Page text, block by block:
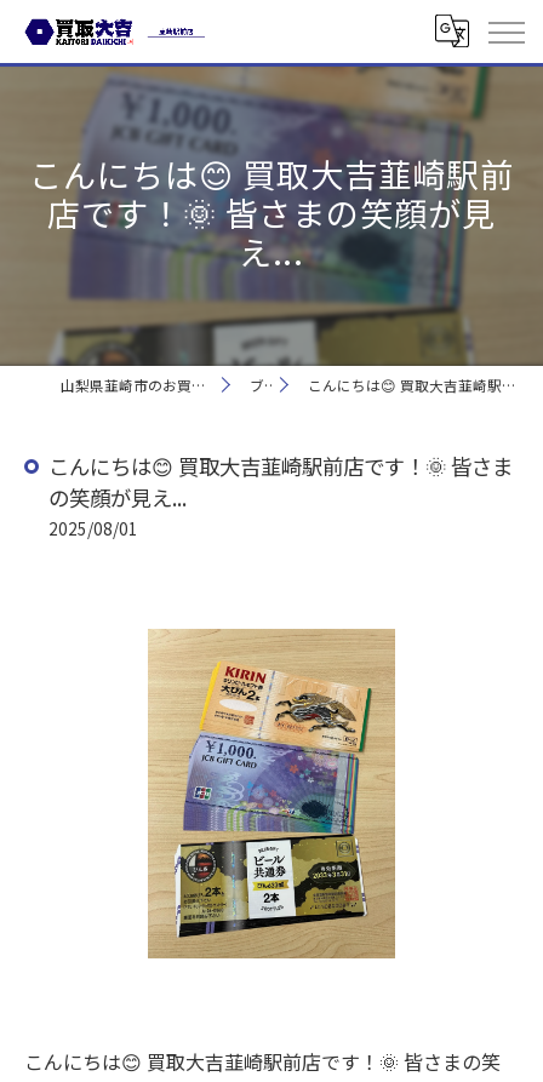
こんにちは😊 買取大吉韮崎駅前
店です！🌞 皆さまの笑顔が見
え...
山梨県韮崎市のお買取なら買取大吉 韮崎駅前店 ブログ こんにちは😊 買取大吉韮崎駅前店です！🌞 皆さまの笑顔が見え...
こんにちは😊 買取大吉韮崎駅前店です！🌞 皆さま
の笑顔が見え...
2025/08/01
こんにちは😊 買取大吉韮崎駅前店です！🌞 皆さまの笑